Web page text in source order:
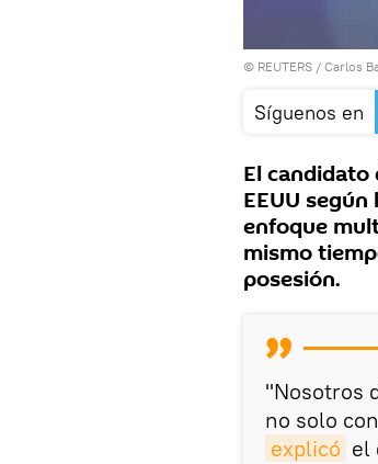
© REUTERS / Carlos
Síguenos en
El
EEUU
enfoque
mismo
posesión.
"Nosotros
no solo
explicó el